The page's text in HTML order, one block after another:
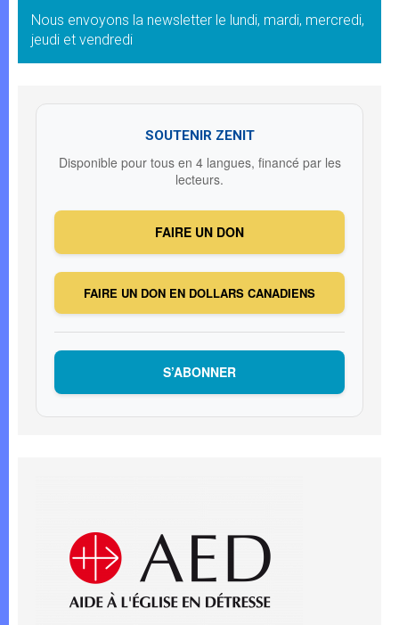
Nous envoyons la newsletter le lundi, mardi, mercredi,
jeudi et vendredi
SOUTENIR ZENIT
Disponible pour tous en 4 langues, financé par les
lecteurs.
FAIRE UN DON
FAIRE UN DON EN DOLLARS CANADIENS
S’ABONNER